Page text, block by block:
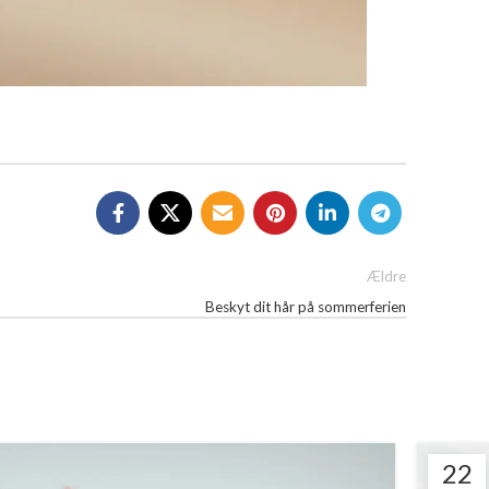
Ældre
Beskyt dit hår på sommerferien
22